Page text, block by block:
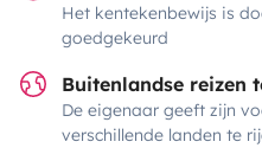
Het kentekenbewijs is
goedgekeurd
Buitenlandse reizen
De eigenaar geeft zijn
verschillende landen te